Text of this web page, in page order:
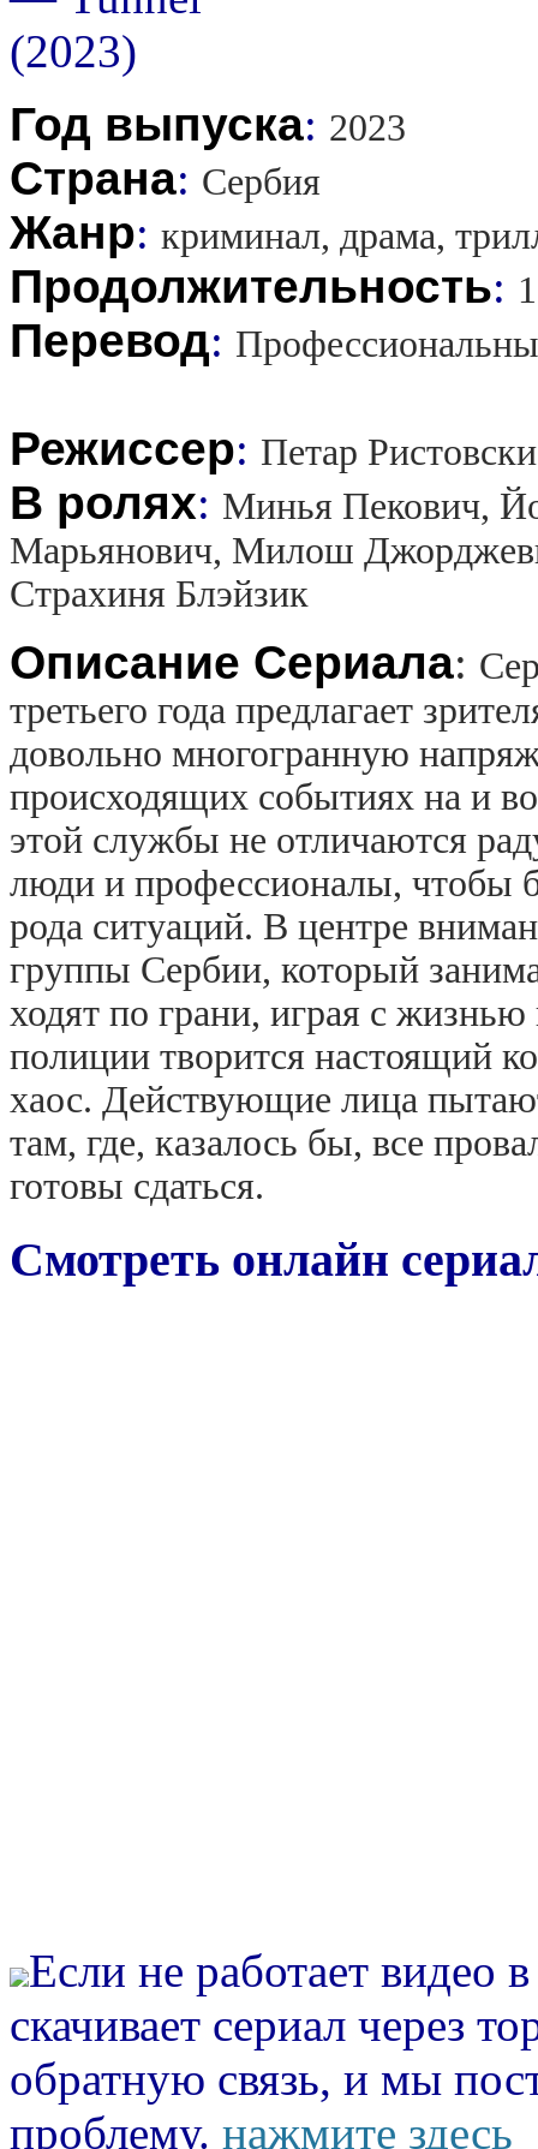
Год выпуска: 2023
Страна: Сербия
Жанр: криминал, драма,
Продолжительность:
Перевод:
Режиссер: Петар
В ролях: Минья Пекович,
Марьянович, Милош
Страхиня Блэйзик
Описание Сериала:
третьего года предлагает
довольно многогранную
происходящих событиях на и
этой службы не отличаются
люди и профессионалы, чтобы
рода ситуаций. В центре
группы Сербии, который
ходят по грани, играя с
полиции творится настоящий
хаос. Действующие лица
там, где, казалось бы, все
готовы сдаться.
Смотреть онлайн
Если не работает видео
скачивает сериал через
обратную связь, и мы
проблему. нажмите здесь